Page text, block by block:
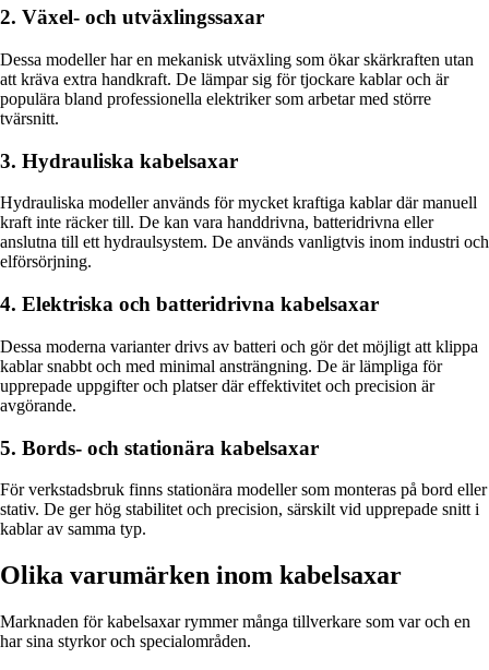
2. Växel- och utväxlingssaxar
Dessa modeller har en mekanisk utväxling som ökar skärkraften utan
att kräva extra handkraft. De lämpar sig för tjockare kablar och är
populära bland professionella elektriker som arbetar med större
tvärsnitt.
3. Hydrauliska kabelsaxar
Hydrauliska modeller används för mycket kraftiga kablar där manuell
kraft inte räcker till. De kan vara handdrivna, batteridrivna eller
anslutna till ett hydraulsystem. De används vanligtvis inom industri och
elförsörjning.
4. Elektriska och batteridrivna kabelsaxar
Dessa moderna varianter drivs av batteri och gör det möjligt att klippa
kablar snabbt och med minimal ansträngning. De är lämpliga för
upprepade uppgifter och platser där effektivitet och precision är
avgörande.
5. Bords- och stationära kabelsaxar
För verkstadsbruk finns stationära modeller som monteras på bord eller
stativ. De ger hög stabilitet och precision, särskilt vid upprepade snitt i
kablar av samma typ.
Olika varumärken inom kabelsaxar
Marknaden för kabelsaxar rymmer många tillverkare som var och en
har sina styrkor och specialområden.